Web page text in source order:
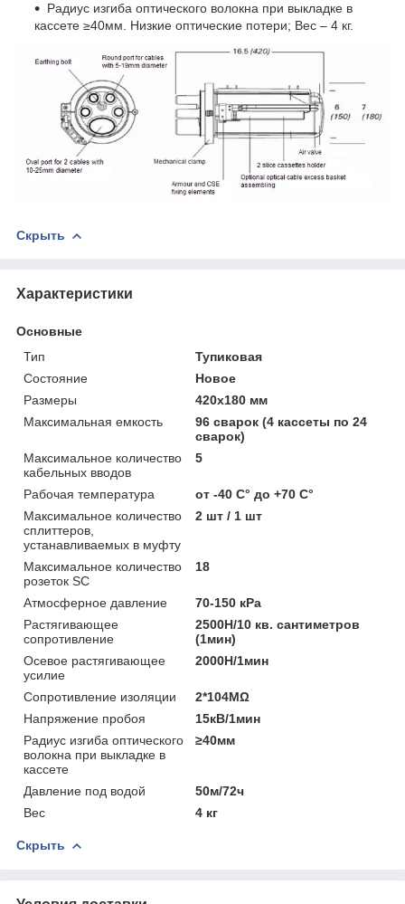
Радиус изгиба оптического волокна при выкладке в
кассете ≥40мм. Низкие оптические потери; Вес – 4 кг.
Скрыть
Характеристики
Основные
Тип
Тупиковая
Состояние
Новое
Размеры
420х180 мм
Максимальная емкость
96 сварок (4 кассеты по 24
сварок)
Максимальное количество
кабельных вводов
5
Рабочая температура
от -40 С° до +70 С°
Максимальное количество
сплиттеров,
устанавливаемых в муфту
2 шт / 1 шт
Максимальное количество
розеток SC
18
Атмосферное давление
70-150 кРa
Растягивающее
сопротивление
2500Н/10 кв. сантиметров
(1мин)
Осевое растягивающее
усилие
2000Н/1мин
Сопротивление изоляции
2*104MΩ
Напряжение пробоя
15кВ/1мин
Радиус изгиба оптического
волокна при выкладке в
кассете
≥40мм
Давление под водой
50м/72ч
Вес
4 кг
Скрыть